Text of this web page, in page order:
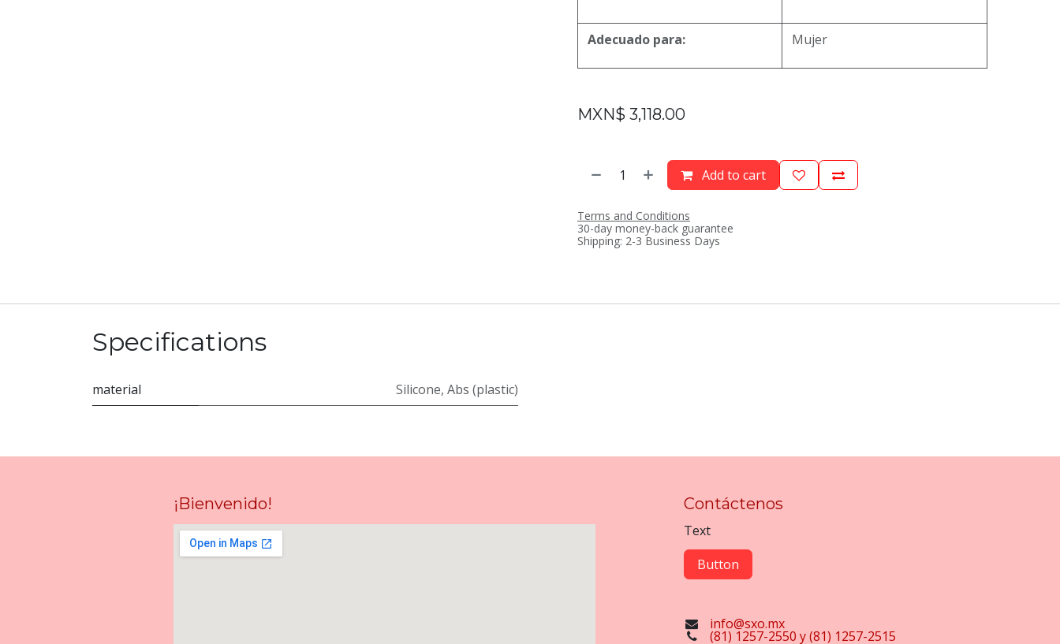
Adecuado para: Mujer
MXN$ 3,118.00
Add to cart
Terms and Conditions
30-day money-back guarantee
Shipping: 2-3 Business Days
Specifications
material Silicone, Abs (plastic)
Contáctenos
Text
Button
info@sxo.mx
(81) 1257-2550 y (81) 1257-2515
¡Bienvenido!